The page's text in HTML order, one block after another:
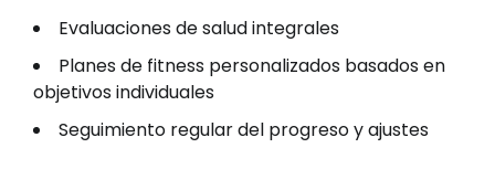
Evaluaciones de salud integrales
Planes de fitness personalizados basados en
objetivos individuales
Seguimiento regular del progreso y ajustes